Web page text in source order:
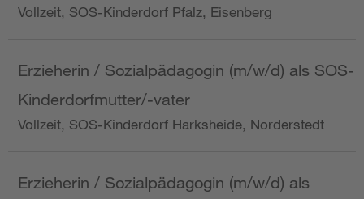
Vollzeit, SOS-Kinderdorf Pfalz, Eisenberg
Erzieherin / Sozialpädagogin (m/w/d) als SOS-
Kinderdorfmutter/-vater
Vollzeit, SOS-Kinderdorf Harksheide, Norderstedt
Erzieherin / Sozialpädagogin (m/w/d) als